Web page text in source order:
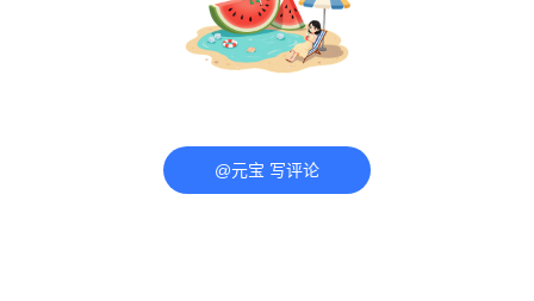
@元宝 写评论